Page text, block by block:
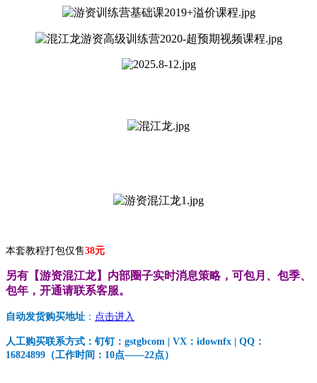
本套教程打包仅售38元
另有【游资混江龙】内部圈子实时消息策略，可包月、包季、
包年，开通请联系客服。
自动发货购买地址 ： 点击进入
人工购买联系方式：钉钉：gstgbcom | VX：idownfx | QQ：
16824899（工作时间：10点——22点）